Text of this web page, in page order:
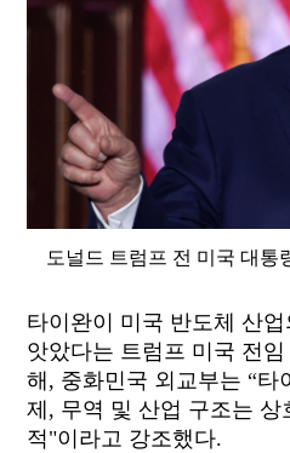
도널드 트럼프 전 미국 대통
타이완이 미국 반도체 산
앗았다는 트럼프 미국 전
해, 중화민국 외교부는 “타
제, 무역 및 산업 구조는 상
적"이라고 강조했다.